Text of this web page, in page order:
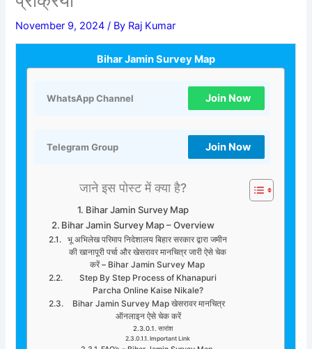
November 9, 2024/ By Raj Kumar
Bihar Jamin Survey Map
WhatsApp Channel Join Now
Telegram Group Join Now
जाने इस पोस्ट में क्या है?
Bihar Jamin Survey Map
Bihar Jamin Survey Map – Overview
भू अभिलेख परिमाप निदेशालय बिहार सरकार द्वारा जमीन
की खानापूरी पर्चा और खेसरावर मानचित्र जारी ऐसे चेक
करें – Bihar Jamin Survey Map
Step By Step Process of Khanapuri
Parcha Online Kaise Nikale?
Bihar Jamin Survey Map खेसरावर मानचित्र
ऑनलाइन ऐसे चेक करें
सारांश
Important Link